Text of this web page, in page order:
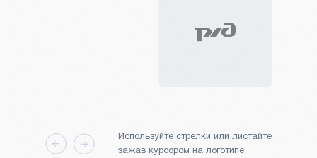
Используйте стрелки или листайте
зажав курсором на логотипе